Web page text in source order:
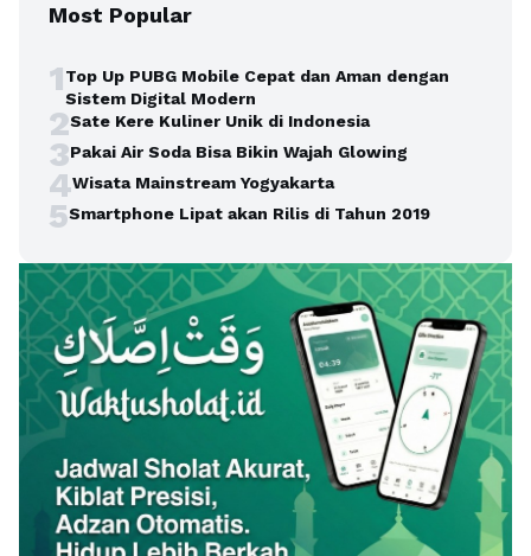
Most Popular
1Top Up PUBG Mobile Cepat dan Aman dengan
Sistem Digital Modern
2Sate Kere Kuliner Unik di Indonesia
3Pakai Air Soda Bisa Bikin Wajah Glowing
4Wisata Mainstream Yogyakarta
5Smartphone Lipat akan Rilis di Tahun 2019